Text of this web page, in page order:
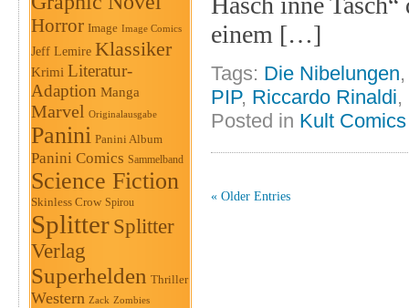
Horror Image Image Comics
Jeff Lemire Klassiker
Krimi Literatur-
Adaption Manga
Marvel Originalausgabe
Panini Panini Album
Panini Comics Sammelband
Science Fiction
Skinless Crow Spirou
Splitter Splitter
Verlag
Superhelden Thriller
Western Zack Zombies
einem […]
Tags: Die Nibelungen
PIP, Riccardo Rinaldi,
Posted in Kult Comics
« Older Entries